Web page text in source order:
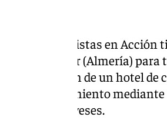
‘ de Ecologistas en
playas de Níjar (Almería)
la creación de un hotel de
y aparcamiento
de Genoveses.